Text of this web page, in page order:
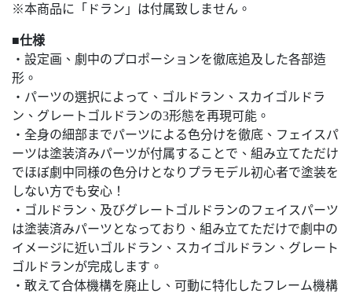
※本商品に「ドラン」は付属致しません。
■仕様
・設定画、劇中のプロポーションを徹底追及した各部造
形。
・パーツの選択によって、ゴルドラン、スカイゴルドラ
ン、グレートゴルドランの3形態を再現可能。
・全身の細部までパーツによる色分けを徹底、フェイスパ
ーツは塗装済みパーツが付属することで、組み立てただけ
でほぼ劇中同様の色分けとなりプラモデル初心者で塗装を
しない方でも安心！
・ゴルドラン、及びグレートゴルドランのフェイスパーツ
は塗装済みパーツとなっており、組み立てただけで劇中の
イメージに近いゴルドラン、スカイゴルドラン、グレート
ゴルドランが完成します。
・敢えて合体機構を廃止し、可動に特化したフレーム機構